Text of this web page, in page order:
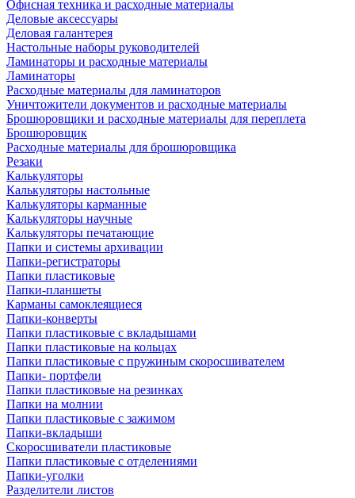
Офисная техника и расходные материалы
Деловые аксессуары
Деловая галантерея
Настольные наборы руководителей
Ламинаторы и расходные материалы
Ламинаторы
Расходные материалы для ламинаторов
Уничтожители документов и расходные материалы
Брошюровщики и расходные материалы для переплета
Брошюровщик
Расходные материалы для брошюровщика
Резаки
Калькуляторы
Калькуляторы настольные
Калькуляторы карманные
Калькуляторы научные
Калькуляторы печатающие
Папки и системы архивации
Папки-регистраторы
Папки пластиковые
Папки-планшеты
Карманы самоклеящиеся
Папки-конверты
Папки пластиковые с вкладышами
Папки пластиковые на кольцах
Папки пластиковые с пружиным скоросшивателем
Папки- портфели
Папки пластиковые на резинках
Папки на молнии
Папки пластиковые с зажимом
Папки-вкладыши
Скоросшиватели пластиковые
Папки пластиковые с отделениями
Папки-уголки
Разделители листов